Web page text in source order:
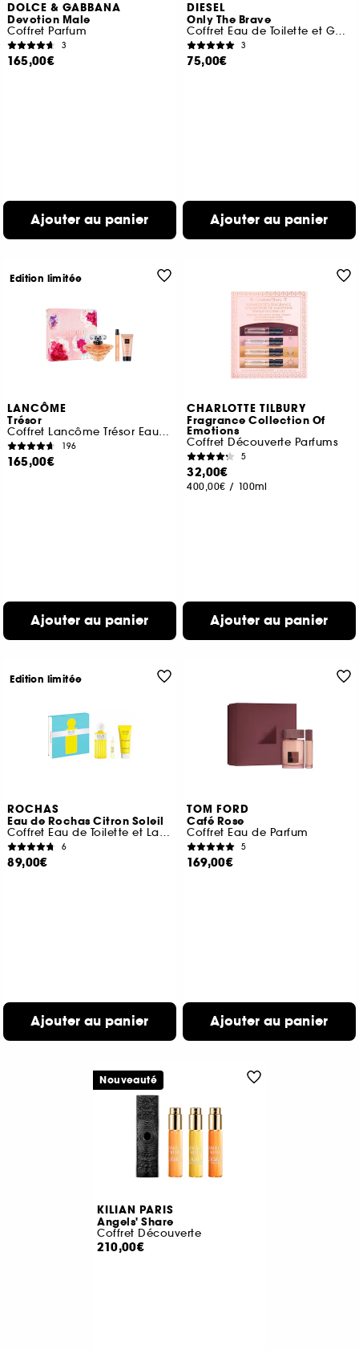
DOLCE & GABBANA
Devotion Male
Coffret Parfum
3
165,00€
Ajouter au panier
DIESEL
Only The Brave
Coffret Eau de Toilette et Gel Douche
3
75,00€
Ajouter au panier
LANCÔME
Trésor
Coffret Lancôme Trésor Eau de Parfum
196
165,00€
Ajouter au panier
Edition limitée
CHARLOTTE TILBURY
Fragrance Collection Of
Emotions
Coffret Découverte Parfums
5
32,00€
400,00€ / 100ml
Ajouter au panier
ROCHAS
Eau de Rochas Citron Soleil
Coffret Eau de Toilette et Lait Corps
6
89,00€
Ajouter au panier
Edition limitée
TOM FORD
Café Rose
Coffret Eau de Parfum
5
169,00€
Ajouter au panier
KILIAN PARIS
Angels' Share
Coffret Découverte
210,00€
Nouveauté